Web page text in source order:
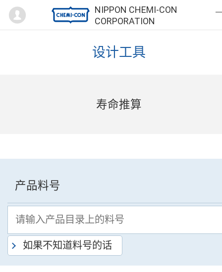
NIPPON CHEMI-CON
CORPORATION
Mypage
设计工具
寿命推算
产品料号
如果不知道料号的话